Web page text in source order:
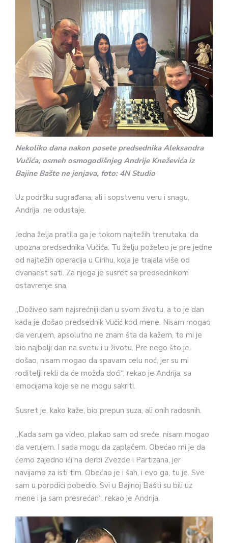
Nekoliko dana nakon posete predsednika Aleksandra
Vučića, osmeh osmogodišnjeg Andrije Kneževića iz
Bajine Bašte ne jenjava, foto: 4N Studio
Uz podršku sugrađana, ali i sopstvenu veru i snagu,
Andrija ne odustaje.
Jedna želja pratila ga je tokom najtežih trenutaka, da
upozna predsednika Vučića. Tu želju poželeo je pre jedne
od najtežih operacija u Cirihu, koja je trajala više od
dvanaest sati. Za njega je susret sa predsednikom
ostavrenje sna.
„Doživeo sam najsrećniji dan u svom životu, a to je dan
kada je došao predsednik Vučić kod mene. Nisam mogao
da verujem, apsolutno ne znam šta da kažem, to mi je
bio najbolji dan na svetu i u životu. Pre nego što je
došao, nisam mogao da spavam celu noć, jer su mi
roditelji rekli da će možda doći“, rekao je Andrija, sa
emocijama koje se ne mogu sakriti.
Susret je, kako kaže, bio prepun suza, ali onih radosnih.
„Kada sam ga video, plakao sam od sreće, nisam mogao
da verujem. I sada mogu da zaplačem. Obećao mi je da
ćemo zajedno ići na derbi Zvezde i Partizana, jer
navijamo za isti tim. Obećao je i šah, i evo ga, tu je. Sve
sam u porodici pobedio. Svi u Bajinoj Bašti su bili uz
mene i ja sam presrećan“, rekao je Andrija.